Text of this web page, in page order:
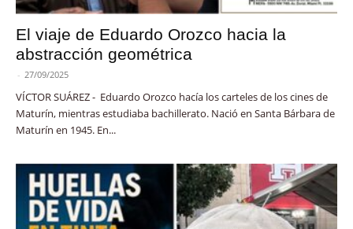
El viaje de Eduardo Orozco hacia la
abstracción geométrica
- 27/09/2025
VÍCTOR SUÁREZ - Eduardo Orozco hacía los carteles de los cines de
Maturín, mientras estudiaba bachillerato. Nació en Santa Bárbara de
Maturín en 1945. En...